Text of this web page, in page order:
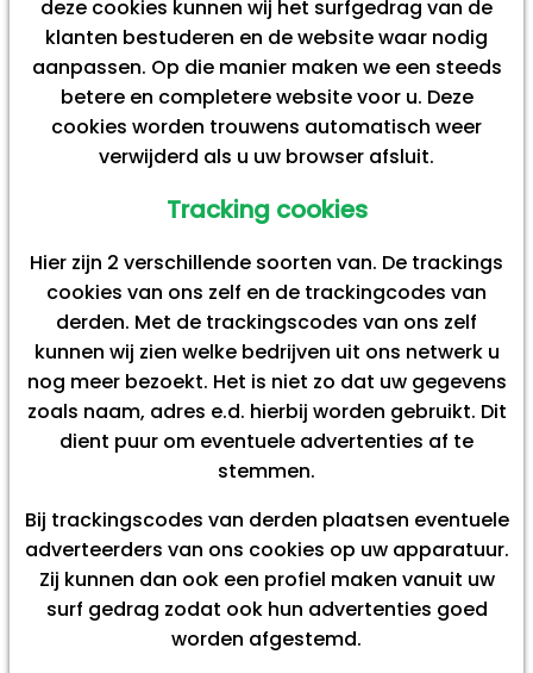
deze cookies kunnen wij het surfgedrag van de
klanten bestuderen en de website waar nodig
aanpassen. Op die manier maken we een steeds
betere en completere website voor u. Deze
cookies worden trouwens automatisch weer
verwijderd als u uw browser afsluit.
Tracking cookies
Hier zijn 2 verschillende soorten van. De trackings
cookies van ons zelf en de trackingcodes van
derden. Met de trackingscodes van ons zelf
kunnen wij zien welke bedrijven uit ons netwerk u
nog meer bezoekt. Het is niet zo dat uw gegevens
zoals naam, adres e.d. hierbij worden gebruikt. Dit
dient puur om eventuele advertenties af te
stemmen.
Bij trackingscodes van derden plaatsen eventuele
adverteerders van ons cookies op uw apparatuur.
Zij kunnen dan ook een profiel maken vanuit uw
surf gedrag zodat ook hun advertenties goed
worden afgestemd.